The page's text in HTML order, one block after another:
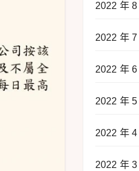
2022 年 8
2022 年 7
2022 年 6
2022 年 5
2022 年 4
2022 年 3